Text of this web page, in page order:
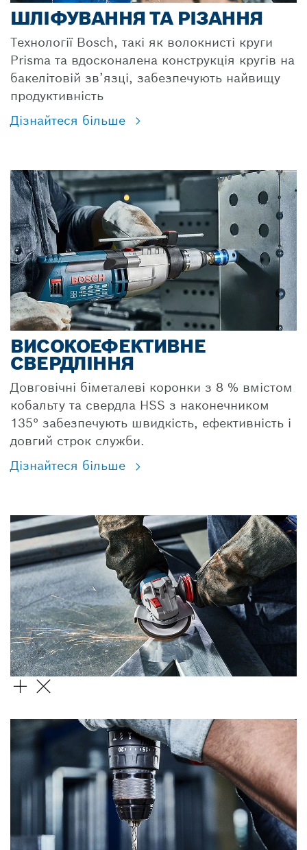
ШЛІФУВАННЯ ТА РІЗАННЯ
Технології Bosch, такі як волокнисті круги
Prisma та вдосконалена конструкція кругів на
бакелітовій зв’язці, забезпечують найвищу
продуктивність
Дізнайтеся більше
ВИСОКОЕФЕКТИВНЕ
СВЕРДЛІННЯ
Довговічні біметалеві коронки з 8 % вмістом
кобальту та свердла HSS з наконечником
135° забезпечують швидкість, ефективність і
довгий строк служби.
Дізнайтеся більше